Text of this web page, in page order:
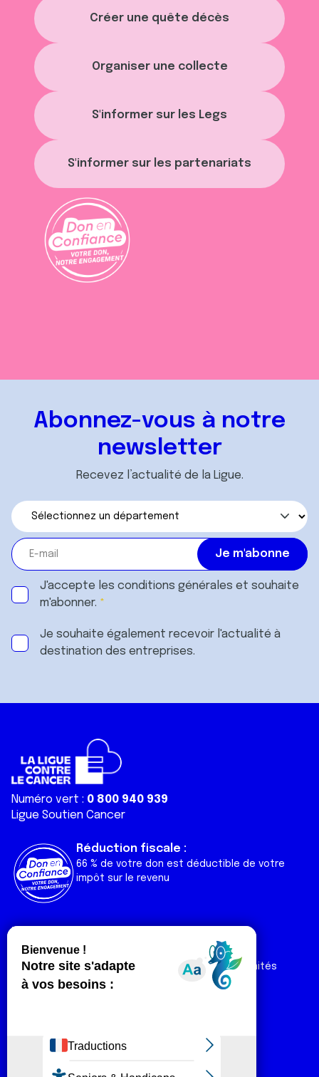
Créer une quête décès
Organiser une collecte
S'informer sur les Legs
S'informer sur les partenariats
Abonnez-vous à notre
newsletter
Recevez l’actualité de la Ligue.
J'accepte les conditions générales et souhaite
m'abonner.
Je souhaite également recevoir l'actualité à
destination des entreprises.
Numéro vert : 0 800 940 939
Ligue Soutien Cancer
Réduction fiscale :
66 % de votre don est déductible de votre
impôt sur le revenu
Liens utiles
Nos actualités
Nos publications
Contact
Espace Ligue & comités
Espace chercheur